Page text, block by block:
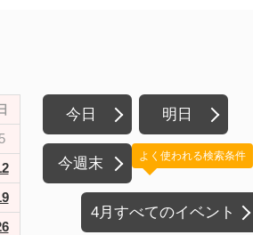
今日 明日
今週末
4月すべてのイベント
よく使われる検索条件